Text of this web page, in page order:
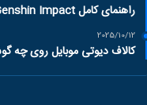
راهنمای کامل Genshin Impact برای موبایل (آپدیت ۲۰۲۵)
2025/10/12
کالاف دیوتی موبایل روی چه